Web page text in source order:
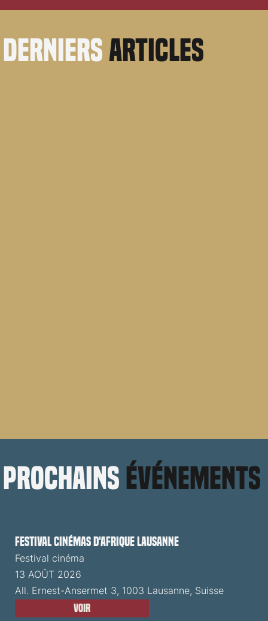
derniersarticles
prochains événements
Festival cinémas d'Afrique Lausanne
Festival cinéma
13 AOÛT 2026
All. Ernest-Ansermet 3, 1003 Lausanne, Suisse
Voir